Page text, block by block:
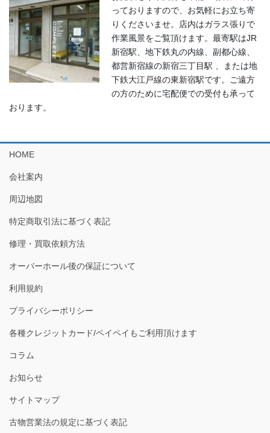
っておりますので、お気軽にお立ち寄
りくださいませ。店内はガラス張りで
作業風景をご覧頂けます。最寄駅はJR
新宿駅、地下鉄丸の内線、副都心線、
都営新宿線の新宿三丁目駅 、または地
下鉄大江戸線の東新宿駅です。ご遠方
の方のために宅配便での受付も承って
おります。
HOME
会社案内
周辺地図
特定商取引法に基づく表記
修理・買取依頼方法
オーバーホール後の保証について
利用規約
プライバシーポリシー
各種クレジットカード/ペイペイもご利用頂けます
コラム
お知らせ
サイトマップ
古物営業法の規定に基づく表記